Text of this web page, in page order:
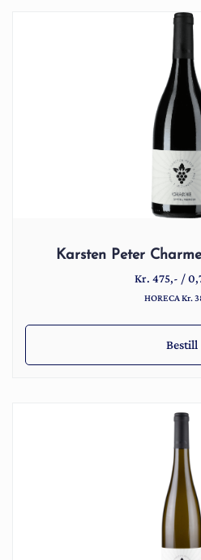
Bestill
Karsten Peter
Kr. 475,- /
HORECA Kr.